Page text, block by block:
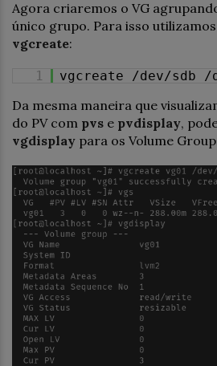
Agora criaremos o VG
único grupo. Para isso
vgcreate:
1 vgcreate /dev/sdb /
Da mesma maneira que
do PV com pvs e pvdisplay,
vgdisplay para os Volume